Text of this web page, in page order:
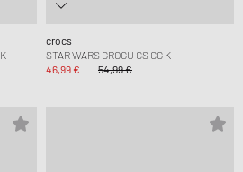
crocs
STAR WARS GROGU CS CG K
46,99 €
54,99 €